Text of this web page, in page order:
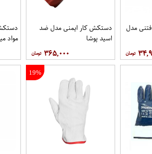
مدل
دستکش کار ایمنی مدل ضد
اسید پوشا
۳۶۵,۰۰۰
مواد
19%